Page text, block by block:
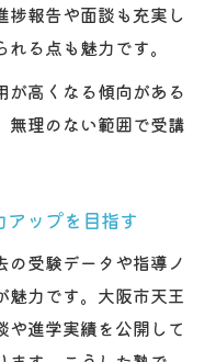
捗報告や面談も充実し
る点も魅力です。
が高くなる傾向がある
無理のない範囲で受講
ップを目指す
受験データや指導ノ
魅力です。大阪市天王
進学実績を公開して